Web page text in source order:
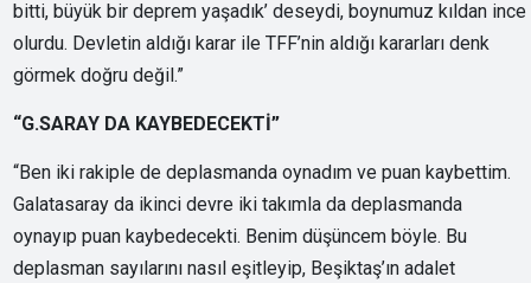
bitti, büyük bir deprem yaşadık’ deseydi, boynumuz kıldan ince
olurdu. Devletin aldığı karar ile TFF’nin aldığı kararları denk
görmek doğru değil.”
“G.SARAY DA KAYBEDECEKTİ”
“Ben iki rakiple de deplasmanda oynadım ve puan kaybettim.
Galatasaray da ikinci devre iki takımla da deplasmanda
oynayıp puan kaybedecekti. Benim düşüncem böyle. Bu
deplasman sayılarını nasıl eşitleyip, Beşiktaş’ın adalet